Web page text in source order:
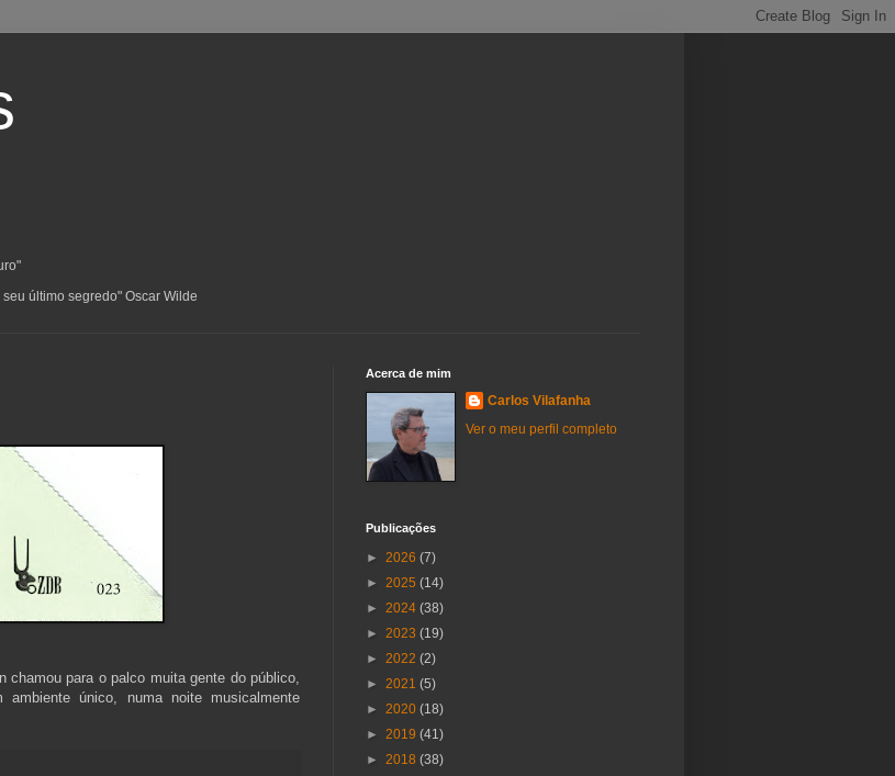
último segredo" Oscar Wilde
chamou para o palco muita gente do público,
único, numa noite musicalmente
Acerca de mim
Carlos Vilafanha
Ver o meu perfil completo
Publicações
► 2026 (7)
► 2025 (14)
► 2024 (38)
► 2023 (19)
► 2022 (2)
► 2021 (5)
► 2020 (18)
► 2019 (41)
► 2018 (38)